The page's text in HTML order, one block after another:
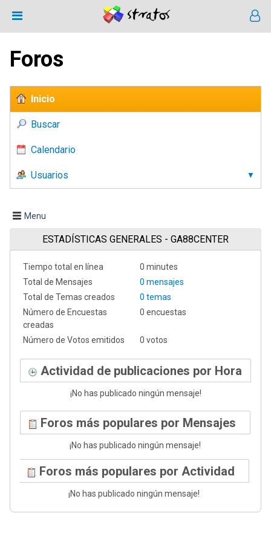
Foros
Inicio
Buscar
Calendario
Usuarios
Menu
ESTADÍSTICAS GENERALES - GA88CENTER
Tiempo total en línea
0 minutes
Total de Mensajes
0 mensajes
Total de Temas creados
0 temas
Número de Encuestas
creadas
0 encuestas
Número de Votos emitidos 0 votos
Actividad de publicaciones por Hora
¡No has publicado ningún mensaje!
Foros más populares por Mensajes
¡No has publicado ningún mensaje!
Foros más populares por Actividad
¡No has publicado ningún mensaje!